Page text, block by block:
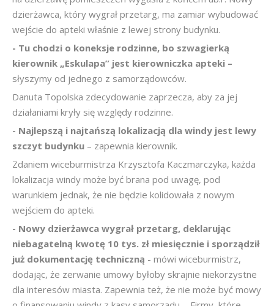
dzierżawca, który wygrał przetarg, ma zamiar wybudować
wejście do apteki właśnie z lewej strony budynku.
- Tu chodzi o koneksje rodzinne, bo szwagierką
kierownik „Eskulapa” jest kierowniczka apteki –
słyszymy od jednego z samorządowców.
Danuta Topolska zdecydowanie zaprzecza, aby za jej
działaniami kryły się względy rodzinne.
- Najlepszą i najtańszą lokalizacją dla windy jest lewy
szczyt budynku – zapewnia kierownik.
Zdaniem wiceburmistrza Krzysztofa Kaczmarczyka, każda
lokalizacja windy może być brana pod uwagę, pod
warunkiem jednak, że nie będzie kolidowała z nowym
wejściem do apteki.
- Nowy dzierżawca wygrał przetarg, deklarując
niebagatelną kwotę 10 tys. zł miesięcznie i sporządził
już dokumentację techniczną - mówi wiceburmistrz,
dodając, że zerwanie umowy byłoby skrajnie niekorzystne
dla interesów miasta. Zapewnia też, że nie może być mowy